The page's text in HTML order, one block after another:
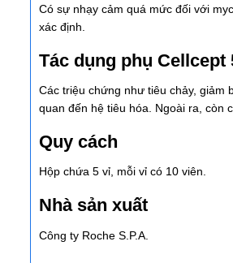
Có sự nhạy cảm quá mức đối với
xác định.
Tác dụng phụ Cellcept
Các triệu chứng như tiêu chảy, giảm
quan đến hệ tiêu hóa. Ngoài ra, còn
Quy cách
Hộp chứa 5 vỉ, mỗi vỉ có 10 viên.
Nhà sản xuất
Công ty Roche S.P.A.